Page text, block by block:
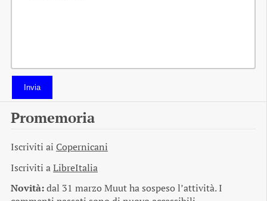
Invia
Promemoria
Iscriviti ai Copernicani
Iscriviti aLibreItalia
Novità:dal 31 marzo Muut ha sospeso l’attività. I